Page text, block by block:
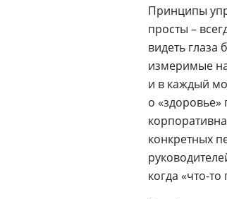
Принципы
просты –
видеть глаза
измеримые
и в каждый
о
конкретных
когда «что-